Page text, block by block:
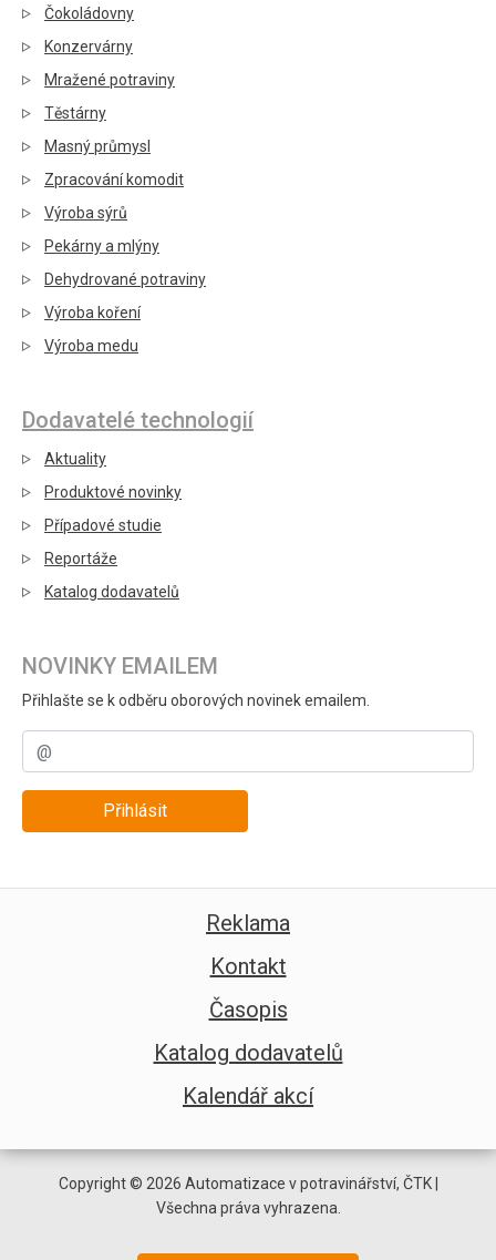
Čokoládovny
Konzervárny
Mražené potraviny
Těstárny
Masný průmysl
Zpracování komodit
Výroba sýrů
Pekárny a mlýny
Dehydrované potraviny
Výroba koření
Výroba medu
Dodavatelé technologií
Aktuality
Produktové novinky
Případové studie
Reportáže
Katalog dodavatelů
NOVINKY EMAILEM
Přihlašte se k odběru oborových novinek emailem.
Přihlásit
Reklama
Kontakt
Časopis
Katalog dodavatelů
Kalendář akcí
Copyright © 2026 Automatizace v potravinářství, ČTK |
Všechna práva vyhrazena.